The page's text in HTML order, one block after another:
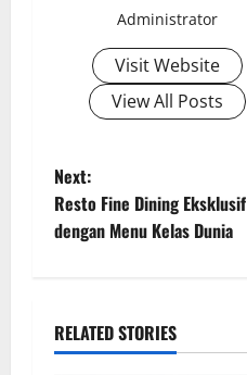
Administrator
Visit Website
View All Posts
P
o
t
Next:
Resto Fine Dining Eksklusif
dengan Menu Kelas Dunia
RELATED STORIES